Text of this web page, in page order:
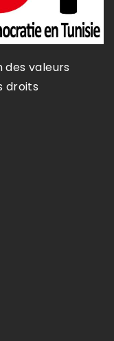
valeurs
droits